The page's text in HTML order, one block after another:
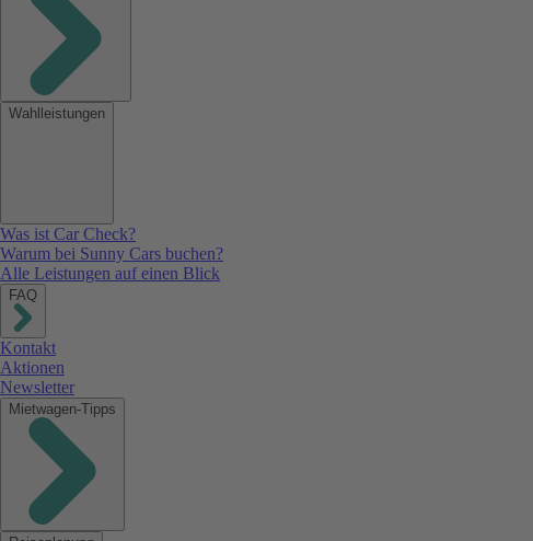
Wahlleistungen
Was ist Car Check?
Warum bei Sunny Cars buchen?
Alle Leistungen auf einen Blick
FAQ
Kontakt
Aktionen
Newsletter
Mietwagen-Tipps